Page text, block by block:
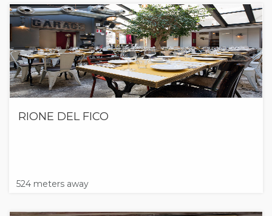
RIONE DEL FICO
524 meters away